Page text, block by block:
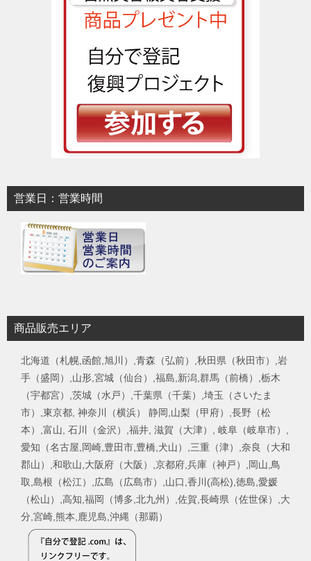
営業日：営業時間
商品販売エリア
北海道（札幌,函館,旭川）,青森（弘前）,秋田県（秋田市）,岩
手（盛岡）,山形,宮城（仙台）,福島,新潟,群馬（前橋）,栃木
（宇都宮）,茨城（水戸）,千葉県（千葉）,埼玉（さいたま
市）,東京都, 神奈川（横浜） 静岡,山梨（甲府）,長野（松
本）,富山, 石川（金沢）,福井, 滋賀（大津）, 岐阜（岐阜市）,
愛知（名古屋,岡崎,豊田市,豊橋,犬山）,三重（津）,奈良（大和
郡山）,和歌山,大阪府（大阪）,京都府,兵庫（神戸）,岡山,鳥
取,島根（松江）,広島（広島市）,山口,香川(高松),徳島,愛媛
（松山）,高知,福岡（博多,北九州）,佐賀,長崎県（佐世保）,大
分,宮崎,熊本,鹿児島,沖縄（那覇）